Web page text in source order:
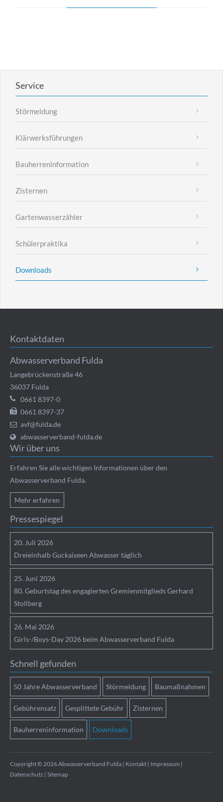
Service
Störmeldung
Klärwerksführungen
Bauherreninformation
Zisternen
Gartenwasserzähler
Schülerpraktika
Downloads
Kontaktdaten
Abwasserverband Fulda
Langebrückenstraße 46
36037 Fulda
0661 8397-0
0661 8397-37
avf@fulda.de
abwasserverband-fulda.de
Wir über uns
Erfahren Sie alle wichtigen Informationen über den
Abwasserverband Fulda.
Mehr erfahren
Pressespiegel
20. Juli 2026
Dreieinhalb Guckaiseen Abwasser täglich
25. Juni 2026
80. Geburtstag des engagierten Gremienmitglieds Gerhard
Stollberg
26. Mai 2026
Girls-/Boys-Day 2026 beim Abwasserverband Fulda
Schnell gefunden
50 Jahre Abwasserverband Störmeldung Baumaßnahmen
Gebührensatz Gesplittete Gebühr Zisternen
Bauherreninformation Downloads
Copyright © 2026 Abwasserverband Fulda | Kontakt | Impressum |
Datenschutz |Sitemap
MEHR INFOS